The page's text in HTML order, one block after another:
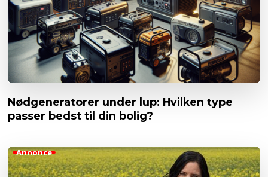
Nødgeneratorer under lup: Hvilken type
passer bedst til din bolig?
Annonce